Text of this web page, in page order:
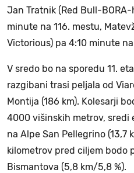
Jan Tratnik (Red Bull-
minute na 116. mestu,
Victorious) pa 4:10 minute
V sredo bo na sporedu 11.
razgibani trasi peljala od
Montija (186 km). Kolesarji
4000 višinskih metrov,
na Alpe San Pellegrino (13,7
kilometrov pred ciljem bodo
Bismantova (5,8 km/5,8 %).